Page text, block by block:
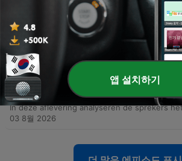
1238 - Hoe migratie Europa uit elkaar
04 8월 2026
1237 - In het brein van een Trump-kiezer
03 8월 2026
앱 설치하기